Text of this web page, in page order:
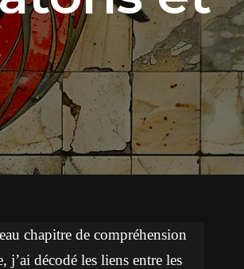
chapitre de compréhension
j’ai décodé les liens entre les